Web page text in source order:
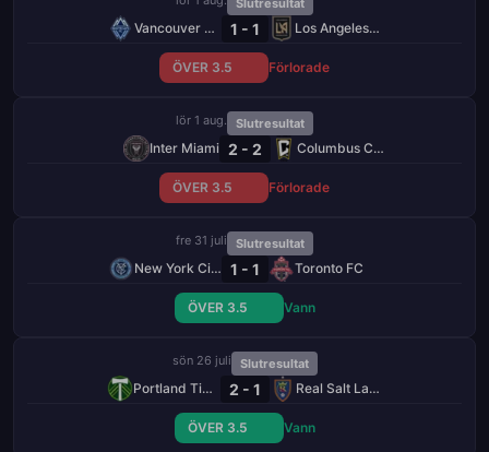
Slutresultat
Vancouver Whitecaps 1 - 1 Los Angeles FC
ÖVER 3.5 Förlorade
lör 1 aug. Slutresultat
Inter Miami 2 - 2 Columbus Crew
ÖVER 3.5 Förlorade
fre 31 juli Slutresultat
New York City FC 1 - 1 Toronto FC
ÖVER 3.5 Vann
sön 26 juli Slutresultat
Portland Timbers 2 - 1 Real Salt Lake
ÖVER 3.5 Vann